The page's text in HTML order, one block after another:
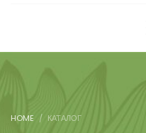
HOME КАТАЛОГ